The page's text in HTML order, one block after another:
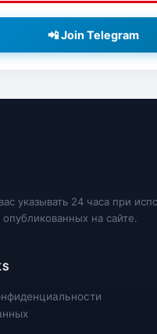
📲 Join Telegram
указывать 24 часа при
на сайте.